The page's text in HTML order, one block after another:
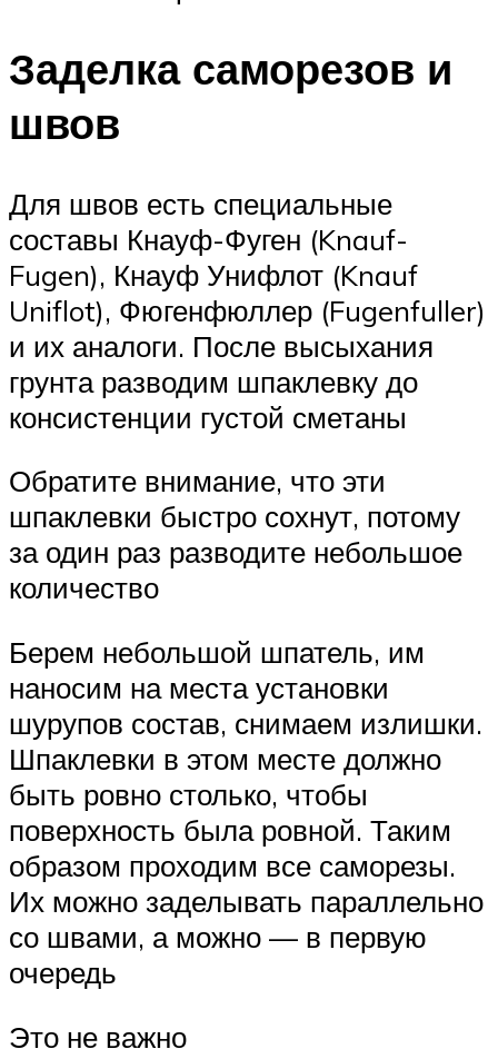
Заделка саморезов и
швов
Для швов есть специальные
составы Кнауф-Фуген (Knauf-
Fugen), Кнауф Унифлот (Knauf
Uniflot), Фюгенфюллер (Fugenfuller)
и их аналоги. После высыхания
грунта разводим шпаклевку до
консистенции густой сметаны
Обратите внимание, что эти
шпаклевки быстро сохнут, потому
за один раз разводите небольшое
количество
Берем небольшой шпатель, им
наносим на места установки
шурупов состав, снимаем излишки.
Шпаклевки в этом месте должно
быть ровно столько, чтобы
поверхность была ровной. Таким
образом проходим все саморезы.
Их можно заделывать параллельно
со швами, а можно — в первую
очередь
Это не важно